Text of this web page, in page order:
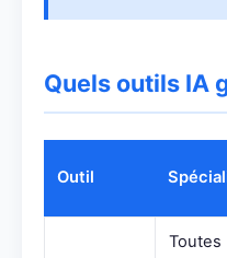
Quels outils IA
Outil
Toutes